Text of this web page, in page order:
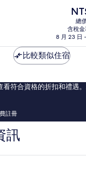
現
在
價
格
為
總
含稅
8 月 23 日
比較類似住宿
看符合資格的折扣和禮遇
註冊
訊